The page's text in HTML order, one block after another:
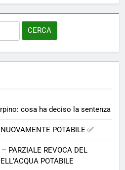
cosa ha deciso la sentenza
POTABILE ✅
PARZIALE REVOCA DEL
POTABILE